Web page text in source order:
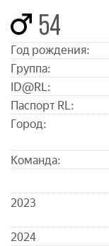
54
Год рождения:
Группа:
ID@RL:
Паспорт RL:
Город:
Команда:
2023
2024